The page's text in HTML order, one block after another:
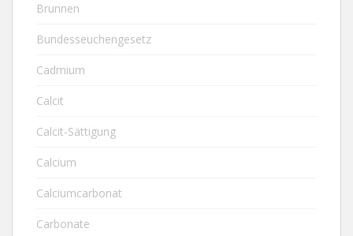
Brunnen
Bundesseuchengesetz
Cadmium
Calcit
Calcit-Sättigung
Calcium
Calciumcarbonat
Carbonate